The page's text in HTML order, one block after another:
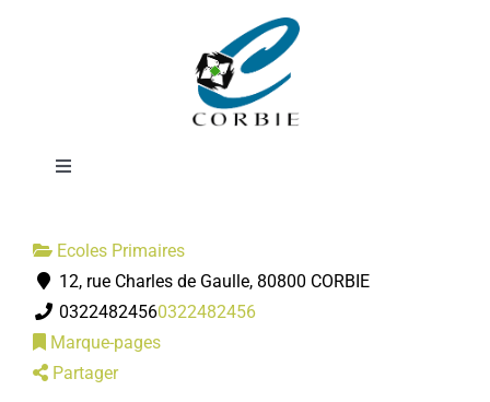
Toggle
DÉMARCHES ADMINISTRATIVES
SERVICES MUNICIPAUX
Ecole Roses de
Picardie
Ecoles Primaires
12, rue Charles de Gaulle, 80800 CORBIE
03224824560322482456
Marque-pages
Partager